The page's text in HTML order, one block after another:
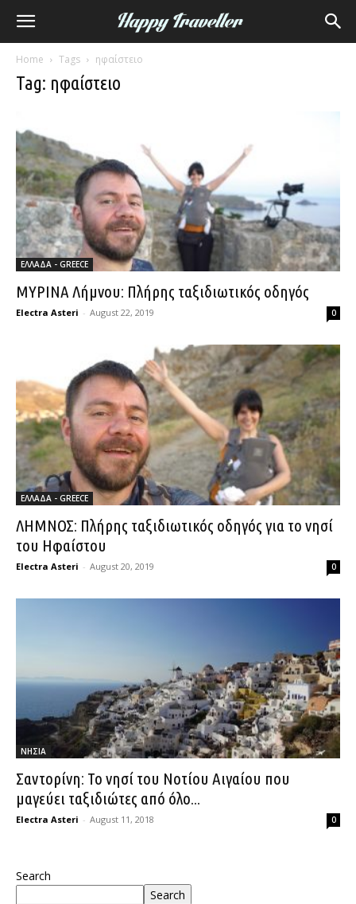
Home Tags ηφαίστειο
Tag: ηφαίστειο
ΕΛΛΑΔΑ - GREECE
ΜΥΡΙΝΑ Λήμνου: Πλήρης ταξιδιωτικός οδηγός
Electra Asteri - August 22, 2019 0
ΕΛΛΑΔΑ - GREECE
ΛΗΜΝΟΣ: Πλήρης ταξιδιωτικός οδηγός για το νησί
του Ηφαίστου
Electra Asteri - August 20, 2019 0
ΝΗΣΙΑ
Σαντορίνη: Το νησί του Νοτίου Αιγαίου που
μαγεύει ταξιδιώτες από όλο...
Electra Asteri - August 11, 2018 0
Search
Search